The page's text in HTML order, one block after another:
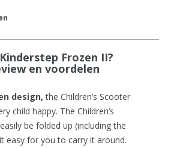
Frozen II?
en voordelen
design, the Children’s Scooter
child happy. The Children’s
be folded up (including the
easy for you to carry it around.